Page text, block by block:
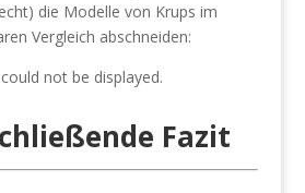
die Modelle von Krups im
Vergleich abschneiden:
not be displayed.
Fazit